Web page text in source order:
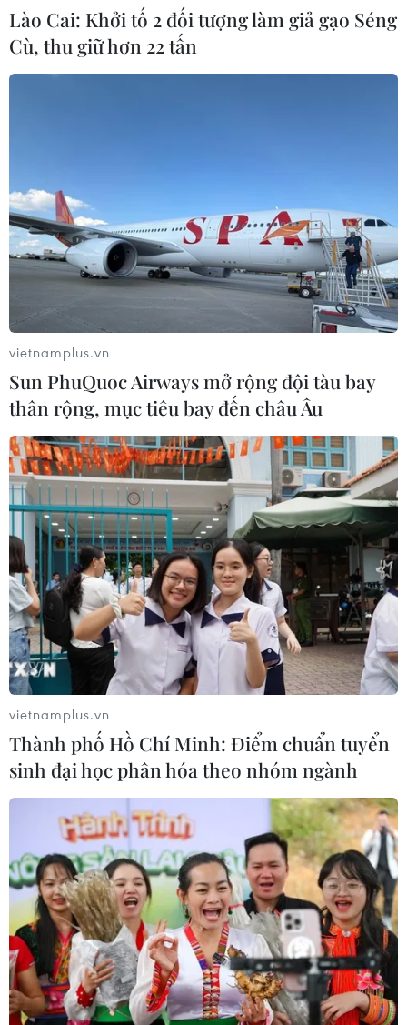
TIN CÙNG CHUYÊN MỤC
Sầu riêng Việt Nam trước cơ hội mở
rộng thị trường xuất khẩu
10/08/2026 09:52
Giá vàng trong nước đảo chiều, tăng
600.000 đồng phiên chiều nay
10/08/2026 09:51
Lào Cai: Khởi tố 2 đối tượng làm giả gạo Séng
Cù, thu giữ hơn 22 tấn
vietnamplus.vn
Sun PhuQuoc Airways mở rộng đội tàu bay
thân rộng, mục tiêu bay đến châu Âu
vietnamplus.vn
Thành phố Hồ Chí Minh: Điểm chuẩn tuyển
sinh đại học phân hóa theo nhóm ngành